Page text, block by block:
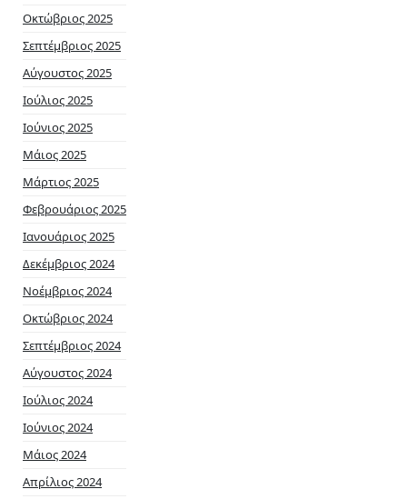
Οκτώβριος 2025
Σεπτέμβριος 2025
Αύγουστος 2025
Ιούλιος 2025
Ιούνιος 2025
Μάιος 2025
Μάρτιος 2025
Φεβρουάριος 2025
Ιανουάριος 2025
Δεκέμβριος 2024
Νοέμβριος 2024
Οκτώβριος 2024
Σεπτέμβριος 2024
Αύγουστος 2024
Ιούλιος 2024
Ιούνιος 2024
Μάιος 2024
Απρίλιος 2024